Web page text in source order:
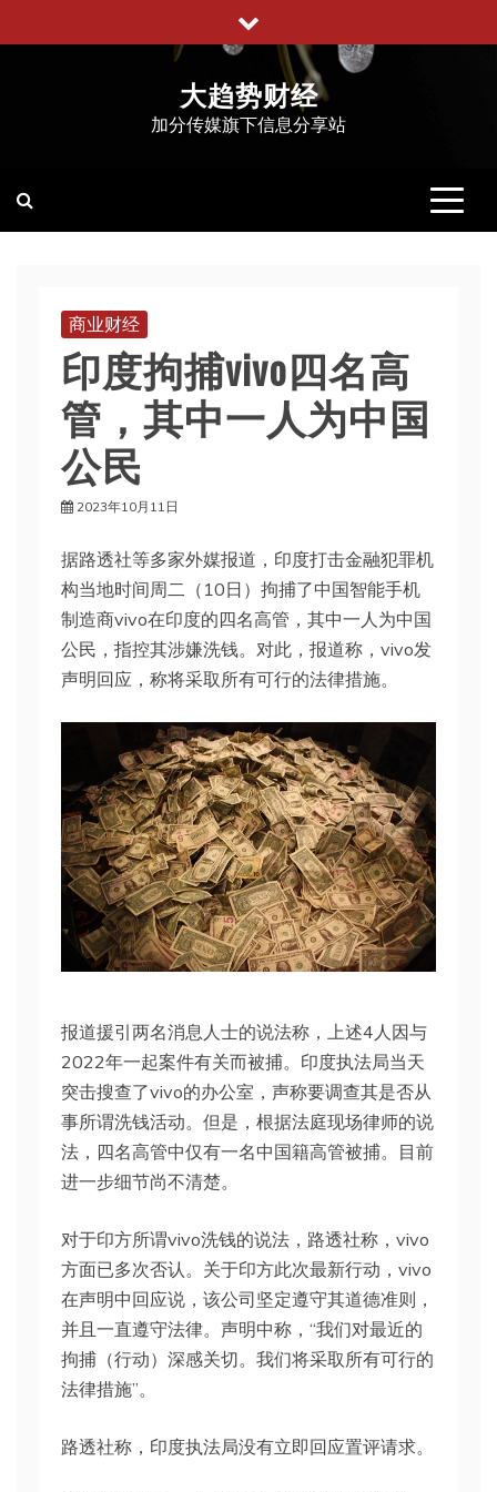
至
大趋势财经
加分传媒旗下信息分享站
商业财经
印度拘捕vivo四名高
管，其中一人为中国
公民
2023年10月11日
据路透社等多家外媒报道，印度打击金融犯罪机
构当地时间周二（10日）拘捕了中国智能手机
制造商vivo在印度的四名高管，其中一人为中国
公民，指控其涉嫌洗钱。对此，报道称，vivo发
声明回应，称将采取所有可行的法律措施。
报道援引两名消息人士的说法称，上述4人因与
2022年一起案件有关而被捕。印度执法局当天
突击搜查了vivo的办公室，声称要调查其是否从
事所谓洗钱活动。但是，根据法庭现场律师的说
法，四名高管中仅有一名中国籍高管被捕。目前
进一步细节尚不清楚。
对于印方所谓vivo洗钱的说法，路透社称，vivo
方面已多次否认。关于印方此次最新行动，vivo
在声明中回应说，该公司坚定遵守其道德准则，
并且一直遵守法律。声明中称，“我们对最近的
拘捕（行动）深感关切。我们将采取所有可行的
法律措施”。
路透社称，印度执法局没有立即回应置评请求。